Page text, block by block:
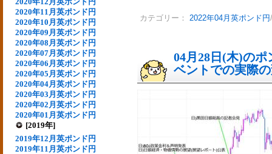
2020年11月英ポンド円
2020年10月英ポンド円
2020年09月英ポンド円
2020年08月英ポンド円
2020年07月英ポンド円
2020年06月英ポンド円
2020年05月英ポンド円
2020年04月英ポンド円
2020年03月英ポンド円
2020年02月英ポンド円
2020年01月英ポンド円
[2019年]
2019年12月英ポンド円
2019年11月英ポンド円
カテゴリー： 2022年04月英ポンド円
04月28日(木)の
ベントでの実際